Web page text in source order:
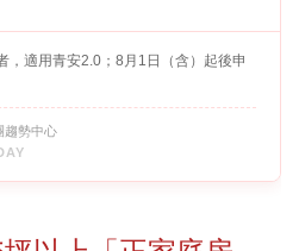
，適用青安2.0；8月1日（含）起後申
趨勢中心